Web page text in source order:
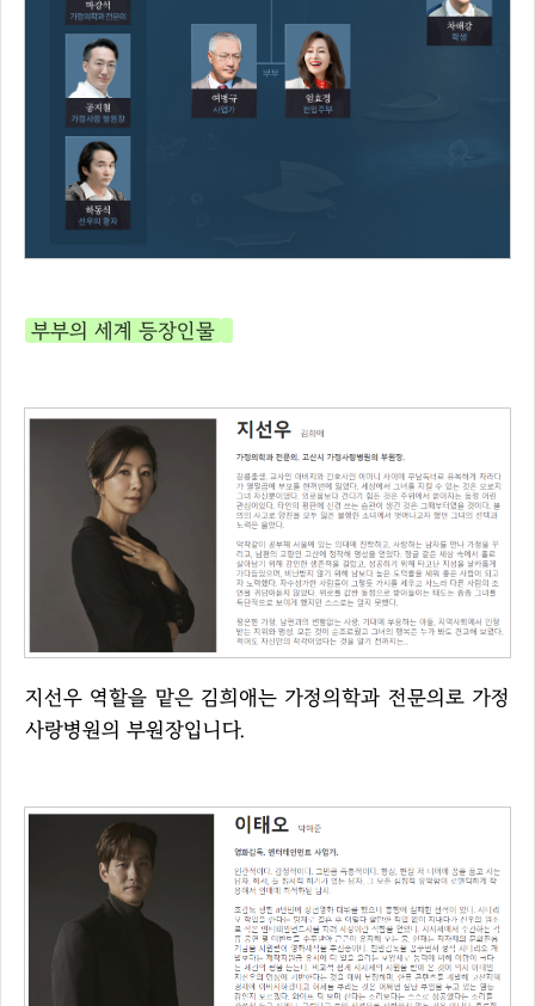
부부의 세계 등장인물
지선우 역할을 맡은 김희애는 가정의학과 전문의로 가정
사랑병원의 부원장입니다.